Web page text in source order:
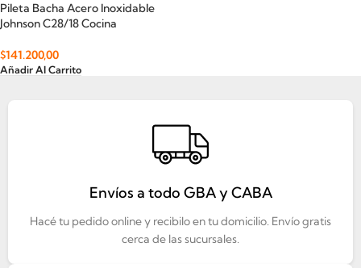
Pileta Bacha Acero Inoxidable
Johnson C28/18 Cocina
$141.200,00
Añadir Al Carrito
Envíos a todo GBA y CABA
Hacé tu pedido online y recibilo en tu domicilio. Envío gratis
cerca de las sucursales.